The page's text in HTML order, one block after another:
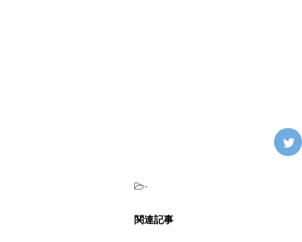
-
関連記事